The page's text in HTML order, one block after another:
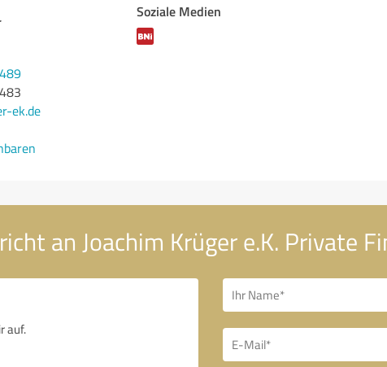
ek.de
Soziale Medien
an Joachim Krüger e.K. Private